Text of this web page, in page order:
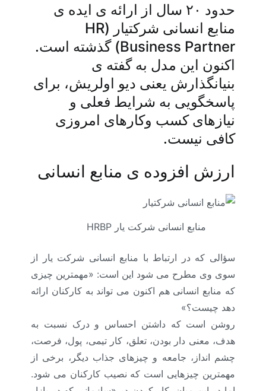
حدود ۲۰ سال از ارائه ­ی ایده ­ی
منابع انسانی شرکتیار (HR
Business Partner) گذشته است.
اکنون این مدل به گفته ­ی
بنیانگذارش یعنی دیو اولریش، برای
پاسخگویی به شرایط فعلی و
نیازهای کسب ­وکارهای امروزی
کافی نیست.
ارزش افزوده ی منابع انسانی
منابع انسانی شرکت یار HRBP
سؤالی که در ارتباط با منابع انسانی شرکت یار از
سوی وی مطرح می ­شود این است: «مهمترین چیزی
که منابع انسانی هم ­اکنون می­ تواند به کارکنان ارائه
دهد چیست؟»
روشن است که داشتن احساس و درک نسبت به
هدف، معنی­ دار بودن، تعلق، کار تیمی، پول، فرصت،
چشم­ انداز، جامعه و چیزهای جذاب دیگر، برخی از
مهمترین چیزهایی است که نصیب کارکنان می­ شود.